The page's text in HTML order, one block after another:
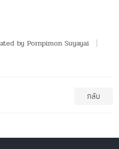
by Pornpimon Suyayai
กลับ